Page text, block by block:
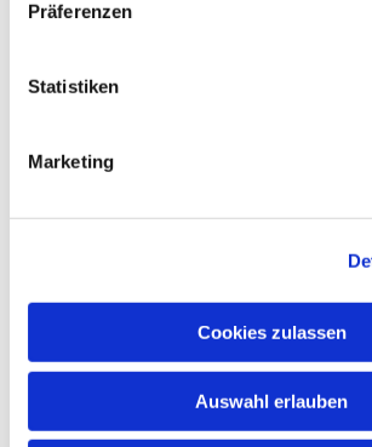
Präferenzen
Statistiken
Marketing
Cookies zulassen
Auswahl erlauben
Anschrift
Evang. Kirchengemeinde
Ludwig-Zorn-Str. 12
75031 Eppingen